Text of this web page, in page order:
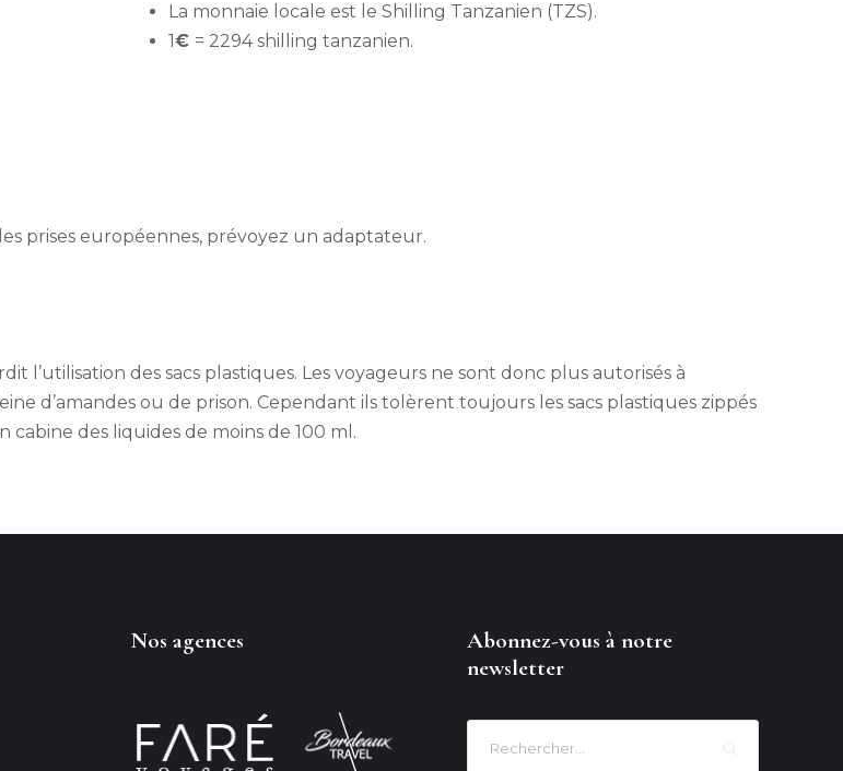
La monnaie locale est le Shilling Tanzanien (TZS).
1€ = 2294 shilling tanzanien.
prises européennes, prévoyez un adaptateur.
l’utilisation des sacs plastiques. Les voyageurs ne sont donc plus autorisés à
d’amandes ou de prison. Cependant ils tolèrent toujours les sacs plastiques zippés
des liquides de moins de 100 ml.
Nos agences
Abonnez-vous à notre
newsletter